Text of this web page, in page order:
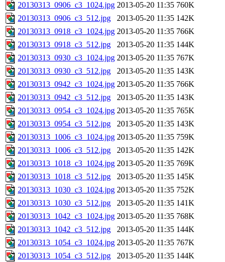
20130313_0906_c3_1024.jpg 2013-05-20 11:35 760K
20130313_0906_c3_512.jpg
2013-05-20 11:35 142K
20130313_0918_c3_1024.jpg 2013-05-20 11:35 766K
20130313_0918_c3_512.jpg
2013-05-20 11:35 144K
20130313_0930_c3_1024.jpg 2013-05-20 11:35 767K
20130313_0930_c3_512.jpg
2013-05-20 11:35 143K
20130313_0942_c3_1024.jpg 2013-05-20 11:35 766K
20130313_0942_c3_512.jpg
2013-05-20 11:35 143K
20130313_0954_c3_1024.jpg 2013-05-20 11:35 765K
20130313_0954_c3_512.jpg
2013-05-20 11:35 143K
20130313_1006_c3_1024.jpg 2013-05-20 11:35 759K
20130313_1006_c3_512.jpg
2013-05-20 11:35 142K
20130313_1018_c3_1024.jpg 2013-05-20 11:35 769K
20130313_1018_c3_512.jpg
2013-05-20 11:35 145K
20130313_1030_c3_1024.jpg 2013-05-20 11:35 752K
20130313_1030_c3_512.jpg
2013-05-20 11:35 141K
20130313_1042_c3_1024.jpg 2013-05-20 11:35 768K
20130313_1042_c3_512.jpg
2013-05-20 11:35 144K
20130313_1054_c3_1024.jpg 2013-05-20 11:35 767K
20130313_1054_c3_512.jpg
2013-05-20 11:35 144K